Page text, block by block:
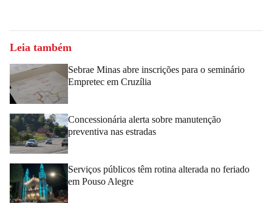
Leia também
Sebrae Minas abre inscrições para o seminário
Empretec em Cruzília
Concessionária alerta sobre manutenção
preventiva nas estradas
Serviços públicos têm rotina alterada no feriado
em Pouso Alegre